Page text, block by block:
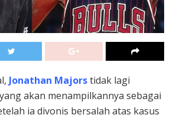
Jonathan Majorstidak lagi
akan menampilkannya sebagai
ia divonis bersalah atas kasus